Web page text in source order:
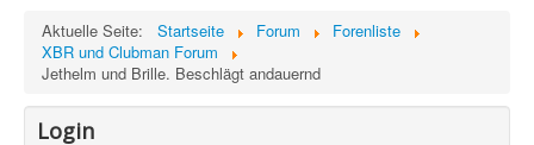
Aktuelle Seite:
Startseite Forum
Forenliste
XBR und Clubman Forum
Jethelm und Brille. Beschlägt andauernd
Login